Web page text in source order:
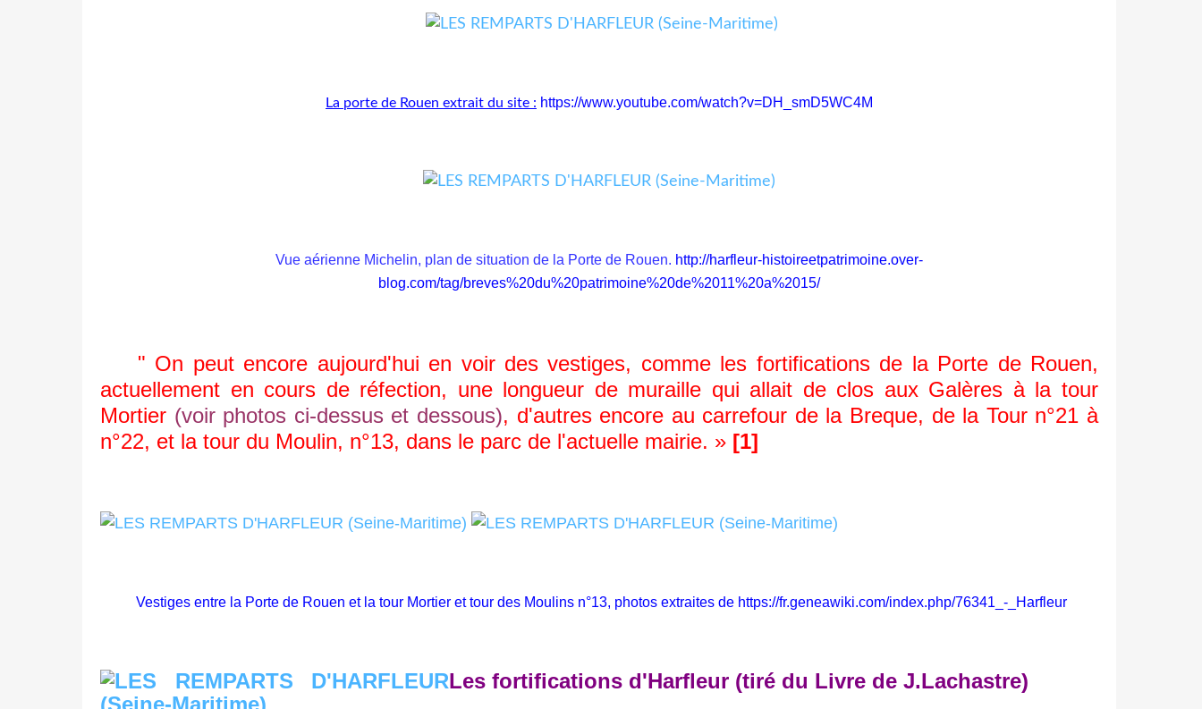
La porte de Rouen extrait du site : https://www.youtube.com/watch?v=DH_smD5WC4M
Vue aérienne Michelin, plan de situation de la Porte de Rouen. http://harfleur-histoireetpatrimoine.over-
blog.com/tag/breves%20du%20patrimoine%20de%2011%20a%2015/
" On peut encore aujourd'hui en voir des vestiges, comme les fortifications de la Porte de Rouen,
actuellement en cours de réfection, une longueur de muraille qui allait de clos aux Galères à la tour
Mortier (voir photos ci-dessus et dessous), d'autres encore au carrefour de la Breque, de la Tour n°21 à
n°22, et la tour du Moulin, n°13, dans le parc de l'actuelle mairie. » [1]
Vestiges entre la Porte de Rouen et la tour Mortier et tour des Moulins n°13, photos extraites de https://fr.geneawiki.com/index.php/76341_-_Harfleur
Les fortifications d'Harfleur (tiré du Livre de J.Lachastre)